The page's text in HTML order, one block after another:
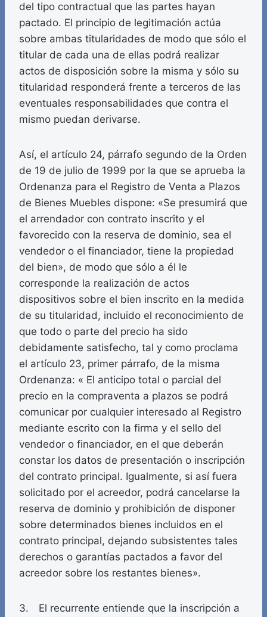
del tipo contractual que las partes hayan
pactado. El principio de legitimación actúa
sobre ambas titularidades de modo que sólo el
titular de cada una de ellas podrá realizar
actos de disposición sobre la misma y sólo su
titularidad responderá frente a terceros de las
eventuales responsabilidades que contra el
mismo puedan derivarse.
Así, el artículo 24, párrafo segundo de la Orden
de 19 de julio de 1999 por la que se aprueba la
Ordenanza para el Registro de Venta a Plazos
de Bienes Muebles dispone: «Se presumirá que
el arrendador con contrato inscrito y el
favorecido con la reserva de dominio, sea el
vendedor o el financiador, tiene la propiedad
del bien», de modo que sólo a él le
corresponde la realización de actos
dispositivos sobre el bien inscrito en la medida
de su titularidad, incluido el reconocimiento de
que todo o parte del precio ha sido
debidamente satisfecho, tal y como proclama
el artículo 23, primer párrafo, de la misma
Ordenanza: « El anticipo total o parcial del
precio en la compraventa a plazos se podrá
comunicar por cualquier interesado al Registro
mediante escrito con la firma y el sello del
vendedor o financiador, en el que deberán
constar los datos de presentación o inscripción
del contrato principal. Igualmente, si así fuera
solicitado por el acreedor, podrá cancelarse la
reserva de dominio y prohibición de disponer
sobre determinados bienes incluidos en el
contrato principal, dejando subsistentes tales
derechos o garantías pactados a favor del
acreedor sobre los restantes bienes».
3. El recurrente entiende que la inscripción a